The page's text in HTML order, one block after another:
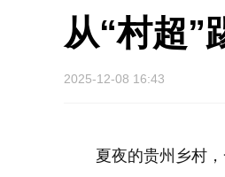
从“村超”
2025-12-08 16:43
夏夜的贵州乡村